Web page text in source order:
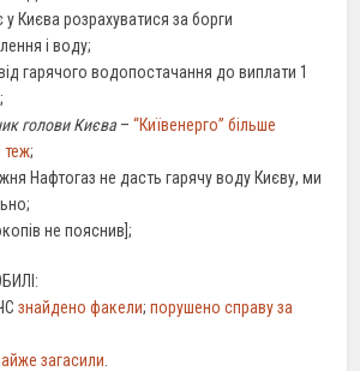
Києва розрахуватися за борги
і воду;
гарячого водопостачання до виплати 1
голови Києва –“Київенерго” більше
теж;
Нафтогаз не дасть гарячу воду Києву, ми
не пояснив];
знайдено факели;порушено справу за
загасили